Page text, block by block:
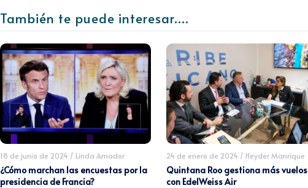
También te puede interesar....
18 de junio de 2024 / Linda Amador
¿Cómo marchan las encuestas por la
presidencia de Francia?
24 de enero de 2024 / Heyder Manrique
Quintana Roo gestiona más vuelos
con EdelWeiss Air